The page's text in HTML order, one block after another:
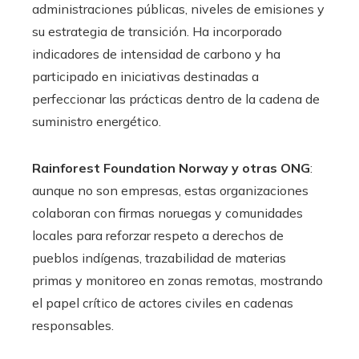
administraciones públicas, niveles de emisiones y
su estrategia de transición. Ha incorporado
indicadores de intensidad de carbono y ha
participado en iniciativas destinadas a
perfeccionar las prácticas dentro de la cadena de
suministro energético.
Rainforest Foundation Norway y otras ONG:
aunque no son empresas, estas organizaciones
colaboran con firmas noruegas y comunidades
locales para reforzar respeto a derechos de
pueblos indígenas, trazabilidad de materias
primas y monitoreo en zonas remotas, mostrando
el papel crítico de actores civiles en cadenas
responsables.